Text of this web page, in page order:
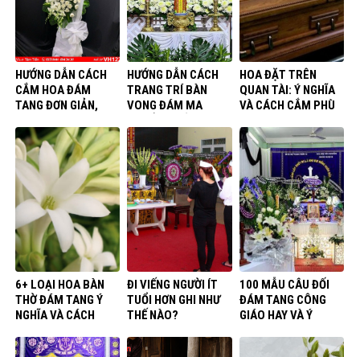
HƯỚNG DẪN CÁCH
CẮM HOA ĐÁM
TANG ĐƠN GIẢN,
HƯỚNG DẪN CÁCH
TRANG TRÍ BÀN
VONG ĐÁM MA
HOA ĐẶT TRÊN
QUAN TÀI: Ý NGHĨA
VÀ CÁCH CẮM PHÙ
6+ LOẠI HOA BÀN
THỜ ĐÁM TANG Ý
NGHĨA VÀ CÁCH
ĐI VIẾNG NGƯỜI ÍT
TUỔI HƠN GHI NHƯ
THẾ NÀO?
100 MẪU CÂU ĐỐI
ĐÁM TANG CÔNG
GIÁO HAY VÀ Ý